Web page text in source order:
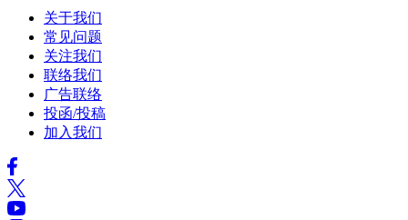
关于我们
常见问题
关注我们
联络我们
广告联络
投函/投稿
加入我们